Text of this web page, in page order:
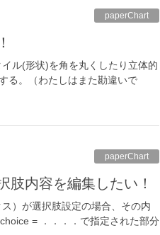
paperChart
ル(形状)を角を丸くしたり立体的
る。（わたしはまた勘違いで
paperChart
肢内容を編集したい！
）が選択肢設定の場合、その内
= ．．．．で指定された部分